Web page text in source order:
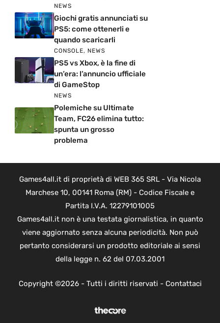
NEWS
Giochi gratis annunciati su
PS5: come ottenerli e
quando scaricarli
CONSOLE, NEWS
PS5 vs Xbox, è la fine di
un’era: l’annuncio ufficiale
di GameStop
NEWS
Polemiche su Ultimate
Team, FC26 elimina tutto:
spunta un grosso
problema
Games4all.it di proprietà di WEB 365 SRL - Via Nicola
Marchese 10, 00141 Roma (RM) - Codice Fiscale e
Partita I.V.A. 12279101005
Games4all.it non è una testata giornalistica, in quanto
viene aggiornato senza alcuna periodicità. Non può
pertanto considerarsi un prodotto editoriale ai sensi
della legge n. 62 del 07.03.2001
Copyright ©2026 - Tutti i diritti riservati - Contattaci